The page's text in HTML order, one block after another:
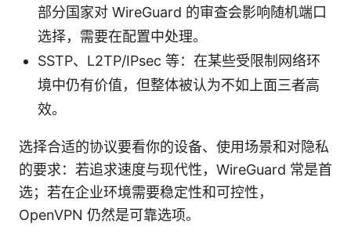
部分国家对 WireGuard 的审查会影响随机端口
选择，需要在配置中处理。
SSTP、L2TP/IPsec 等：在某些受限制网络环
境中仍有价值，但整体被认为不如上面三者高
效。
选择合适的协议要看你的设备、使用场景和对隐私
的要求：若追求速度与现代性，WireGuard 常是首
选；若在企业环境需要稳定性和可控性，
OpenVPN 仍然是可靠选项。